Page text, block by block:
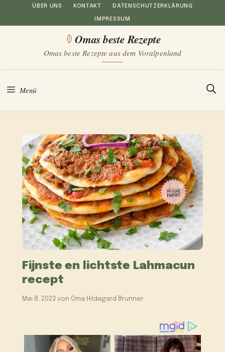
Inhalt
ÜBER UNS KONTAKT DATENSCHUTZERKLÄRUNG
IMPRESSUM
Omas beste Rezepte
Omas beste Rezepte aus dem Voralpenland
Menü
Fijnste en lichtste Lahmacun
recept
Mai 8, 2023 von Oma Hildegard Brunner